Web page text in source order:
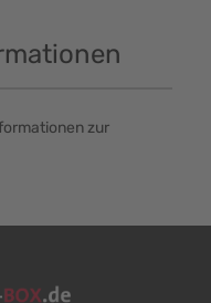
zur